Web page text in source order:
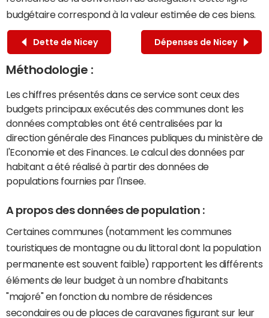
budgétaire correspond à la valeur estimée de ces biens.
Dette de Nicey Dépenses de Nicey
Méthodologie :
Les chiffres présentés dans ce service sont ceux des
budgets principaux exécutés des communes dont les
données comptables ont été centralisées par la
direction générale des Finances publiques du ministère de
l'Economie et des Finances. Le calcul des données par
habitant a été réalisé à partir des données de
populations fournies par l'Insee.
A propos des données de population :
Certaines communes (notamment les communes
touristiques de montagne ou du littoral dont la population
permanente est souvent faible) rapportent les différents
éléments de leur budget à un nombre d'habitants
"majoré" en fonction du nombre de résidences
secondaires ou de places de caravanes figurant sur leur